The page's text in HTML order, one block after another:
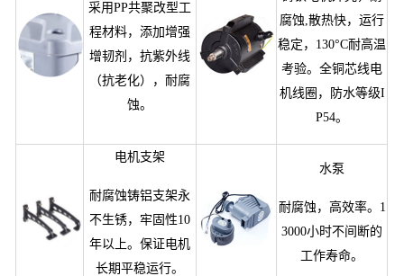
采用PP共聚改型工
程材料，添加增强
增韧剂，抗紫外线
（抗老化），耐腐
蚀。
腐蚀,散热快，运行
稳定，130°C耐高温
考验。全铜芯线电
机线圈，防水等级I
P54。
电机支架
耐腐蚀铸铝支架永
不生锈，牢固性10
年以上。保证电机
长期平稳运行。
水泵
耐腐蚀，高效率。1
3000小时不间断的
工作寿命。